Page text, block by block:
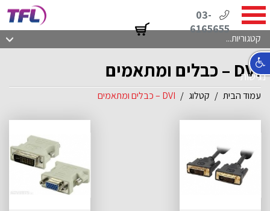
03-
6165655
קטגוריות...
DVI – כבלים ומתאמים
עמוד הבית קטלוג DVI – כבלים ומתאמים
נגישות